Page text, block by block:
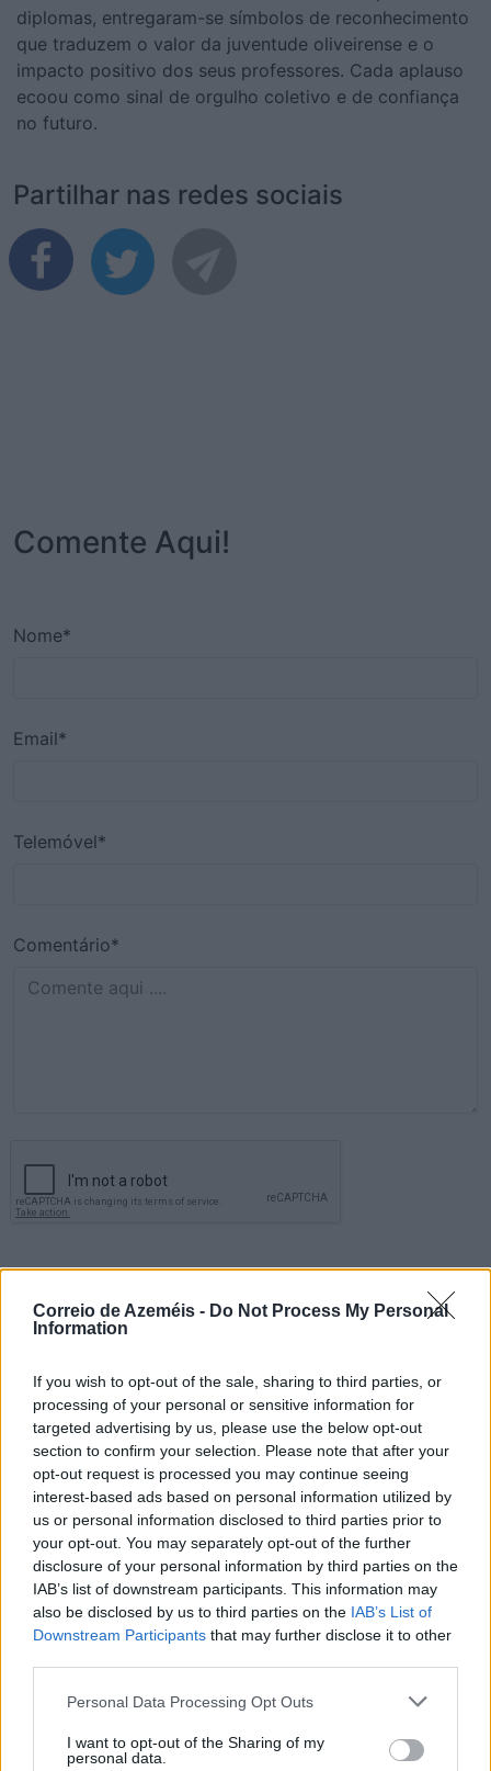
Correio de Azeméis - Do Not Process My Personal
Information
If you wish to opt-out of the sale, sharing to third parties, or
processing of your personal or sensitive information for
targeted advertising by us, please use the below opt-out
section to confirm your selection. Please note that after your
opt-out request is processed you may continue seeing
interest-based ads based on personal information utilized by
us or personal information disclosed to third parties prior to
your opt-out. You may separately opt-out of the further
disclosure of your personal information by third parties on the
IAB’s list of downstream participants. This information may
also be disclosed by us to third parties on the IAB’s List of
Downstream Participants that may further disclose it to other
Personal Data Processing Opt Outs
I want to opt-out of the Sharing of my
personal data.
diplomas, entregaram-se símbolos de reconhecimento
que traduzem o valor da juventude oliveirense e o
impacto positivo dos seus professores. Cada aplauso
ecoou como sinal de orgulho coletivo e de confiança
no futuro.
Partilhar nas redes sociais
Comente Aqui!
Nome*
Email*
Telemóvel*
Comentário*
Últimas Notícias